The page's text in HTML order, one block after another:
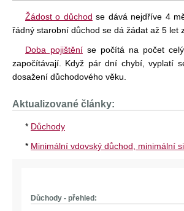
Žádost o důchod se dává nejdříve 4
řádný starobní důchod se dá žádat až 5 let
Doba pojištěníse počítá na počet
započítávají. Když pár dní chybí, vyplatí
dosažení důchodového věku.
Aktualizované články:
* Důchody
* Minimální vdovský důchod, minimální
Důchody - přehled: